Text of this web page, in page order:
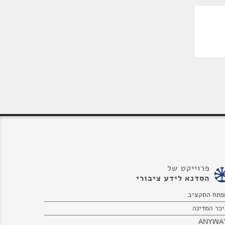
פרוייקט של
הסדנא לידע ציבורי
התקציב
המדינה